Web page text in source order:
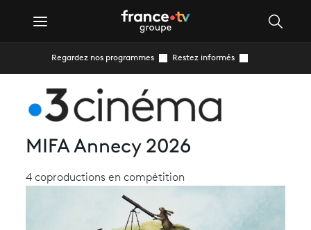
Regardez nos programmes Restez informés
MIFA Annecy 2026
4 coproductions en compétition